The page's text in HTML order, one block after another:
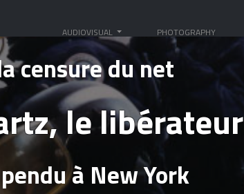
AUDIOVISUAL PHOTOGRAPHY
censure du net
le libérateur
à New York